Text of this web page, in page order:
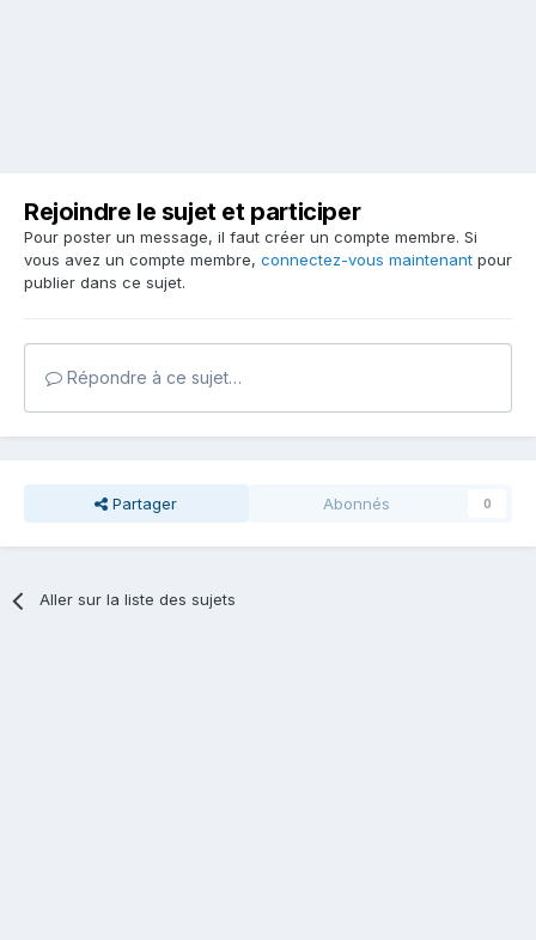
Rejoindre le sujet et participer
Pour poster un message, il faut créer un compte membre. Si
vous avez un compte membre, connectez-vous maintenant pour
publier dans ce sujet.
Répondre à ce sujet…
Partager Abonnés 0
Aller sur la liste des sujets